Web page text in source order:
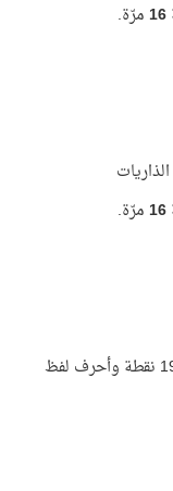
16مرّة.
16مرّة.
فلا يوجد أي آية أخرى عدد النقاط على حروفها 19 نقطة وأحرف لفظ